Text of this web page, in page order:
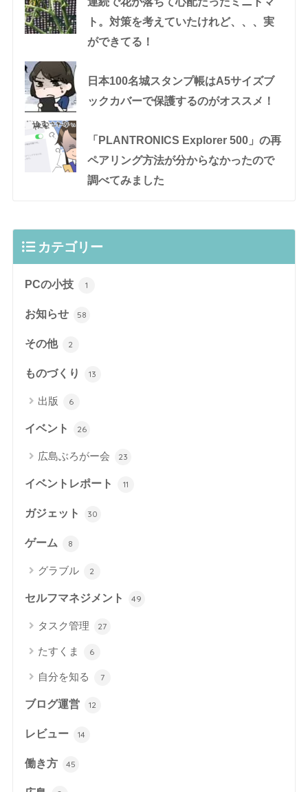
ト。対策を考えていたけれど、、、実
ができてる！
日本100名城スタンプ帳はA5サイズブ
ックカバーで保護するのがオススメ！
「PLANTRONICS Explorer 500」の再
ペアリング方法が分からなかったので
調べてみました
カテゴリー
PCの小技 1
お知らせ 58
その他 2
ものづくり 13
出版 6
イベント 26
広島ぶろがー会 23
イベントレポート 11
ガジェット 30
ゲーム 8
グラブル 2
セルフマネジメント 49
タスク管理 27
たすくま 6
自分を知る 7
ブログ運営 12
レビュー 14
働き方 45